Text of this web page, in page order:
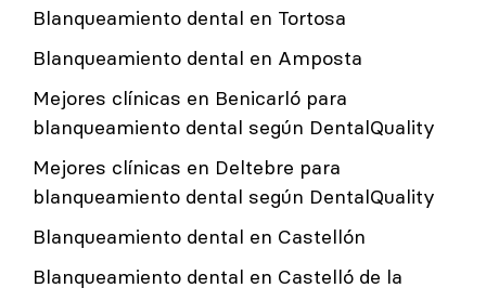
Blanqueamiento dental en Tortosa
Blanqueamiento dental en Amposta
Mejores clínicas en Benicarló para
blanqueamiento dental según DentalQuality
Mejores clínicas en Deltebre para
blanqueamiento dental según DentalQuality
Blanqueamiento dental en Castellón
Blanqueamiento dental en Castelló de la